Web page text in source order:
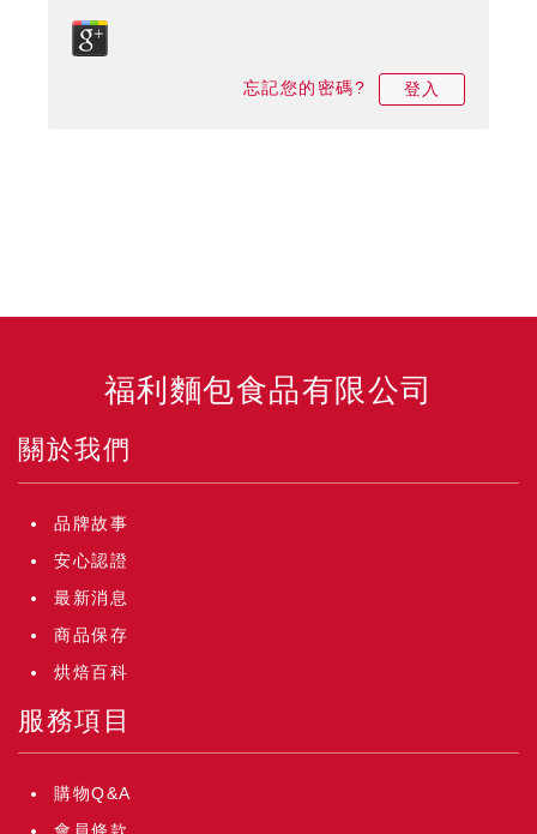
忘記您的密碼? 登入
福利麵包食品有限公司
關於我們
品牌故事
安心認證
最新消息
商品保存
烘焙百科
服務項目
購物Q&A